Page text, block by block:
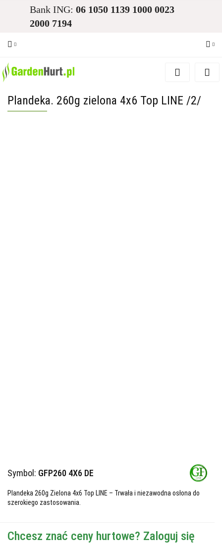
Bank ING: 06 1050 1139 1000 0023
2000 7194
Zaloguj się
Dodaj zgłoszenie
Plandeka. 260g zielona 4x6 Top LINE /2/
Symbol: GFP260 4X6 DE
Plandeka 260g Zielona 4x6 Top LINE – Trwała i niezawodna osłona do
szerokiego zastosowania.
Chcesz znać ceny hurtowe? Zaloguj się